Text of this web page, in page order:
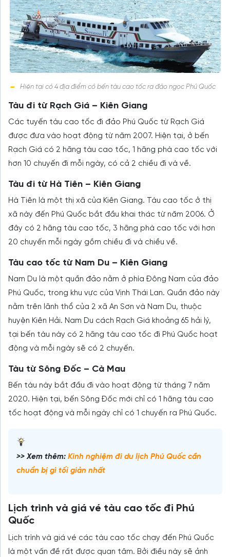
Hiện tại có 4 địa điểm có bến tàu cao tốc ra đảo ngọc Phú Quốc
Tàu đi từ Rạch Giá – Kiên Giang
Các tuyến tàu cao tốc đi đảo Phú Quốc từ Rạch Giá
được đưa vào hoạt động từ năm 2007. Hiện tại, ở bến
Rạch Giá có 2 hãng tàu cao tốc, 1 hãng phà cao tốc với
hơn 10 chuyến đi mỗi ngày, có cả 2 chiều đi và về.
Tàu đi từ Hà Tiên – Kiên Giang
Hà Tiên là một thị xã của Kiên Giang. Tàu cao tốc ở thị
xã này đến Phú Quốc bắt đầu khai thác từ năm 2006. Ở
đây có 2 hãng tàu cao tốc, 3 hãng phà cao tốc với hơn
20 chuyến mỗi ngày gồm chiều đi và chiều về.
Tàu cao tốc từ Nam Du – Kiên Giang
Nam Du là một quần đảo nằm ở phía Đông Nam của đảo
Phú Quốc, trong khu vực của Vịnh Thái Lan. Quần đảo này
nằm trên lãnh thổ của 2 xã An Sơn và Nam Du, thuộc
huyện Kiên Hải. Nam Du cách Rạch Giá khoảng 65 hải lý,
tại bến tàu này có 2 hãng tàu cao tốc đi Phú Quốc hoạt
động và mỗi ngày sẽ có 2 chuyến.
Tàu từ Sông Đốc – Cà Mau
Bến tàu này bắt đầu đi vào hoạt động từ tháng 7 năm
2020. Hiện tại, bến Sông Đốc mới chỉ có 1 hãng tàu cao
tốc hoạt động và mỗi ngày chỉ có 1 chuyến ra Phú Quốc.
>> Xem thêm: Kinh nghiệm đi du lịch Phú Quốc cần
chuẩn bị gì tối giản nhất
Lịch trình và giá vé tàu cao tốc đi Phú
Quốc
Lịch trình và giá vé các tàu cao tốc chạy đến Phú Quốc
là một vấn đề rất được quan tâm. Bởi điều này sẽ ảnh